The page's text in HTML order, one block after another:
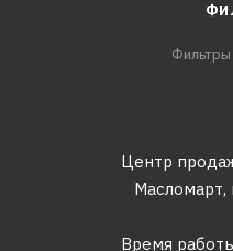
Фильтры
Центр
Масломарт,
Время